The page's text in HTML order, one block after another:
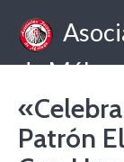
de
Patrón